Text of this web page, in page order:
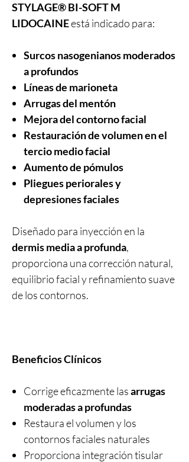
STYLAGE® BI-SOFT M
LIDOCAINEestá indicado para:
Surcos nasogenianos moderados
a profundos
Líneas de marioneta
Arrugas del mentón
Mejora del contorno facial
Restauración de volumen en el
tercio medio facial
Aumento de pómulos
Pliegues periorales y
depresiones faciales
Diseñado para inyección en la
dermis media a profunda,
proporciona una corrección natural,
equilibrio facial y refinamiento suave
de los contornos.
Beneficios Clínicos
Corrige eficazmente lasarrugas
moderadas a profundas
Restaura el volumen y los
contornos faciales naturales
Proporciona integración tisular